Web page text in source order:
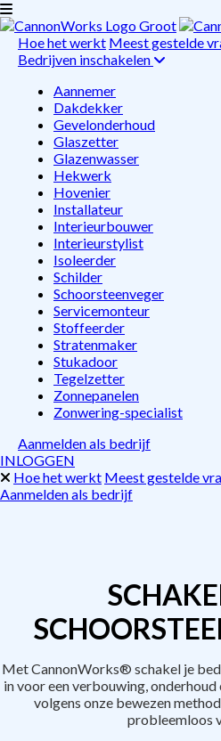
Hoe het werkt Meest gestelde
Bedrijven inschakelen
Aannemer
Dakdekker
Gevelonderhoud
Glaszetter
Glazenwasser
Hekwerk
Hovenier
Installateur
Interieurbouwer
Interieurstylist
Isoleerder
Schilder
Schoorsteenveger
Servicemonteur
Stoffeerder
Stratenmaker
Stukadoor
Tegelzetter
Zonnepanelen
Zonwering-specialist
Aanmelden als bedrijf
INLOGGEN
Hoe het werkt Meest gestelde
Aanmelden als bedrijf
Met CannonWorks® schakel je
in voor een verbouwing,
volgens onze bewezen
probleemloos